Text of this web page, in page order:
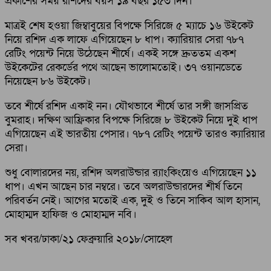
মাত্রই শেষ হওয়া জিম্বাবুয়ের বিপক্ষে সিরিজে ৫ ম্যাচে ১৬ উইকেট
নিয়ে রশিদ এক লাফে এগিয়েছেন ৮ ধাপ। ক্যারিয়ার সেরা ৭৮৭
রেটিং পয়েন্ট নিয়ে উঠেছেন শীর্ষে। একই সঙ্গে দ্রুততম একশ
উইকেটের রেকর্ডের পথে আছেন ভালোমতোই। ৩৭ ওয়ানডেতে
নিয়েছেন ৮৬ উইকেট।
তবে শীর্ষে রশিদ একাই নন। যৌথভাবে শীর্ষে তার সঙ্গী জাসপ্রিত
বুমরাহ। দক্ষিণ আফ্রিকার বিপক্ষে সিরিজে ৮ উইকেট নিয়ে দুই ধাপ
এগিয়েছেন এই ভারতীয় পেসার। ৭৮৭ রেটিং পয়েন্ট তারও ক্যারিয়ার
সেরা।
শুধু বোলারদের নয়, রশিদ অলরাউন্ডার র‍্যাংকিংয়েও এগিয়েছেন ১১
ধাপ। এখন আছেন চার নম্বরে। তবে অলরাউন্ডারদের শীর্ষ তিনে
পরিবর্তন নেই। আগের মতোই এক, দুই ও তিনে সাকিব আল হাসান,
মোহাম্মদ হাফিজ ও মোহাম্মদ নবি।
সব খবর/ঢাকা/২১ ফেব্রুয়ারি ২০১৮/সোহেল